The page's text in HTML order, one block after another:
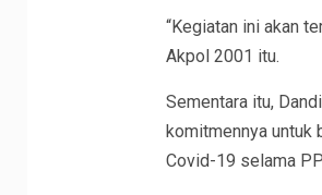
“Kegiatan ini akan
Akpol 2001 itu.
Sementara itu,
komitmennya untuk
Covid-19 selama